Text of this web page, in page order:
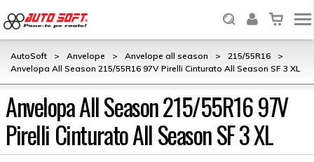
AutoSoft > Anvelope > Anvelope all season > 215/55R16
>
Anvelopa All Season 215/55R16 97V Pirelli Cinturato All Season SF 3 XL
Anvelopa All Season 215/55R16 97V
Pirelli Cinturato All Season SF 3 XL